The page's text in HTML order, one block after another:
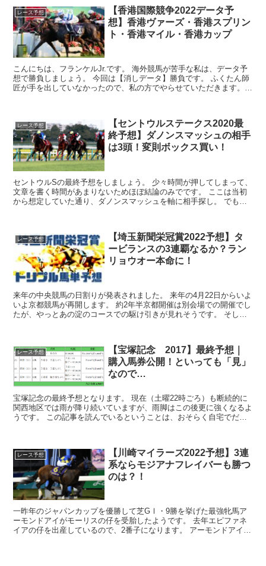
レース予想
【香港国際競争2022データ予
想】香港ヴァーズ・香港スプリン
ト・香港マイル・香港カップ
こんにちは、フランケルJr.です。 海外競馬が苦手な私は、データ予
想で勝負しましょう。 今回は【消しデータ】勝負です。 ふくたん師
匠が手を出していなかったので、私の方でやらせていただきます。
レース予想
【セントウルステークス2020最
終予想】ダノンスマッシュの相手
は3頭！変則ボックス買い！
セントウルSの最終予想をしましょう。 少々時間が押してしまって、
文章を書く時間があまりないためほぼ結論のみでです。 ここは当初
から想定していた通り、ダノンスマッシュを軸に相手探し。 でも、
レース予想
【埼玉新聞栄冠賞2022予想】タ
ービランスの3連覇なるか？ラン
リョウオー本命に！
来年の中央競馬の日割りが発表されました。 来年の4月22日からいよ
いよ京都競馬が再開します。 約2年半京都開催は別会場での開催でし
たが、やっとあの淀のコースでの駆け引きが見れそうです。 そして
レース予想
【宝塚記念 2017】最終予想｜
購入馬券公開！といっても「見」
なので…
宝塚記念の最終予想となります。 現在（土曜22時ごろ）も断続的に
関西地区では雨が降り続いていますが、雨脚はこの後更に強くなるよ
うです。 この記事を読んでいるということは、おそらく自宅でだと
レース予想
【川崎マイラーズ2022予想】3連
系ならモジアナフレイバーも勝つ
のは？！
一昨年のジャパンカップを優勝して芝GⅠ・9勝を挙げた最強牝馬ア
ーモンドアイがモーリスの仔を受胎したようです。 去年エピファネ
イアの仔を出産しているので、2番子になります。 アーモンドアイ